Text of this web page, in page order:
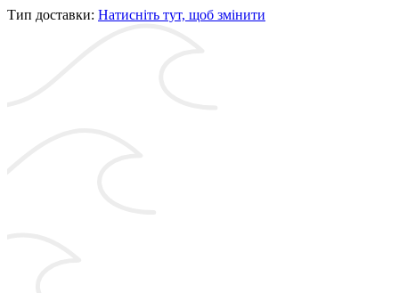
Тип доставки: Натисніть тут, щоб змінити